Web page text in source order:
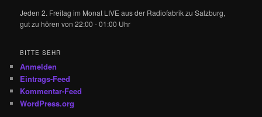
Jeden 2. Freitag im Monat LIVE aus der Radiofabrik zu Salzburg,
gut zu hören von 22:00 - 01:00 Uhr
BITTE SEHR
Anmelden
Eintrags-Feed
Kommentar-Feed
WordPress.org